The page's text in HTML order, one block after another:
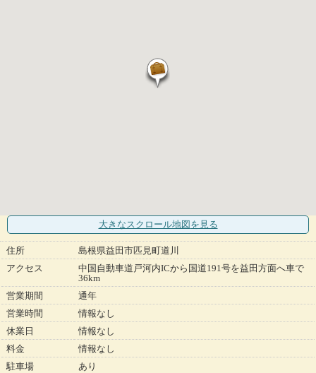
大きなスクロール地図 を見る
住所
島根県益田市匹見町道川
アクセス
中国自動車道戸河内ICから国道191号を益田方面へ車で
36km
営業期間
通年
営業時間
情報なし
休業日
情報なし
料金
情報なし
駐車場
あり